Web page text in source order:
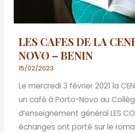
LES CAFES DE LA
NOVO – BENIN
15/02/2023
Le mercredi 3 février 2021 la
un café à Porto-Novo au
d’enseignement général LES
échanges ont porté sur le